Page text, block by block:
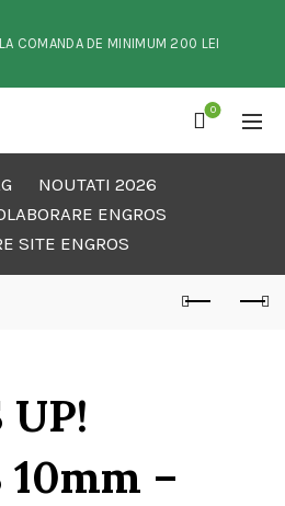
COMANDA DE MINIMUM 200 LEI
0
NOUTATI 2026
ENGROS
SITE ENGROS
UP!
10mm –